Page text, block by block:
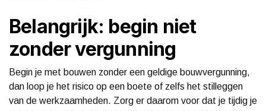
Belangrijk: begin niet
zonder vergunning
Begin je met bouwen zonder een geldige bouwvergunning,
dan loop je het risico op een boete of zelfs het stilleggen
van de werkzaamheden. Zorg er daarom voor dat je tijdig je